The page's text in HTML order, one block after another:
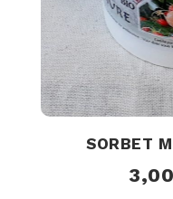
SORBET